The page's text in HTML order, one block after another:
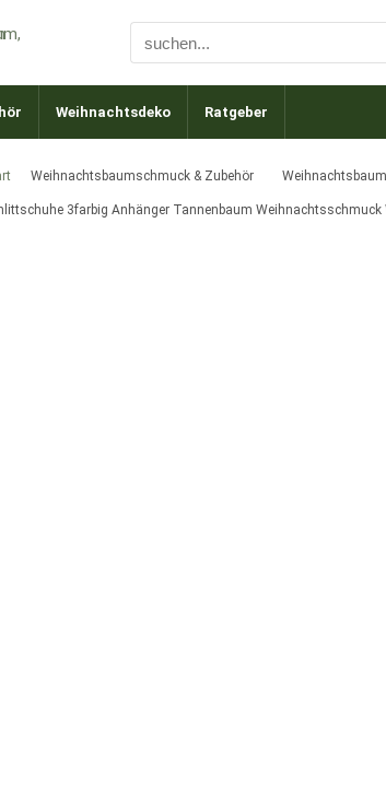
Weihnachtsdeko Ratgeber
Weihnachtsbaumschmuck & Zubehör
3farbig Anhänger Tannenbaum